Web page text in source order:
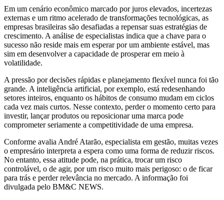
Em um cenário econômico marcado por juros elevados, incertezas
externas e um ritmo acelerado de transformações tecnológicas, as
empresas brasileiras são desafiadas a repensar suas estratégias de
crescimento. A análise de especialistas indica que a chave para o
sucesso não reside mais em esperar por um ambiente estável, mas
sim em desenvolver a capacidade de prosperar em meio à
volatilidade.
A pressão por decisões rápidas e planejamento flexível nunca foi tão
grande. A inteligência artificial, por exemplo, está redesenhando
setores inteiros, enquanto os hábitos de consumo mudam em ciclos
cada vez mais curtos. Nesse contexto, perder o momento certo para
investir, lançar produtos ou reposicionar uma marca pode
comprometer seriamente a competitividade de uma empresa.
Conforme avalia André Atarão, especialista em gestão, muitas vezes
o empresário interpreta a espera como uma forma de reduzir riscos.
No entanto, essa atitude pode, na prática, trocar um risco
controlável, o de agir, por um risco muito mais perigoso: o de ficar
para trás e perder relevância no mercado. A informação foi
divulgada pelo BM&C NEWS.